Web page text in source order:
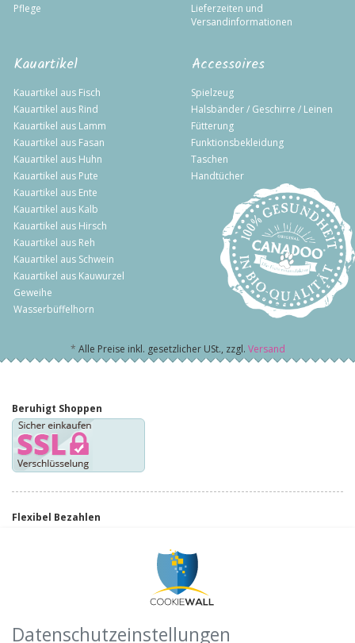
Pflege
Lieferzeiten und
Versandinformationen
Kauartikel
Kauartikel aus Fisch
Kauartikel aus Rind
Kauartikel aus Lamm
Kauartikel aus Fasan
Kauartikel aus Huhn
Kauartikel aus Pute
Kauartikel aus Ente
Kauartikel aus Kalb
Kauartikel aus Hirsch
Kauartikel aus Reh
Kauartikel aus Schwein
Kauartikel aus Kauwurzel
Geweihe
Wasserbüffelhorn
Accessoires
Spielzeug
Halsbänder / Geschirre / Leinen
Fütterung
Funktionsbekleidung
Taschen
Handtücher
* Alle Preise inkl. gesetzlicher USt., zzgl. Versand
Beruhigt Shoppen
Flexibel Bezahlen
Datenschutzeinstellungen